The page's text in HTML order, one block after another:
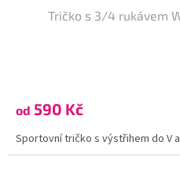
Tričko s 3/4 rukávem
od 590 Kč
Sportovní tričko s výstřihem do V